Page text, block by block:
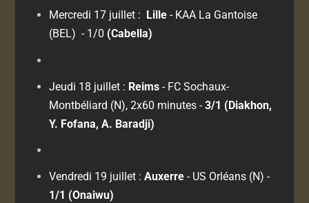
Mercredi 17 juillet : Lille- KAA La Gantoise
(BEL) - 1/0 (Cabella)
Jeudi 18 juillet : Reims- FC Sochaux-
Montbéliard (N), 2x60 minutes- 3/1 (Diakhon,
Y. Fofana, A. Baradji)
Vendredi 19 juillet : Auxerre- US Orléans (N) -
1/1 (Onaiwu)